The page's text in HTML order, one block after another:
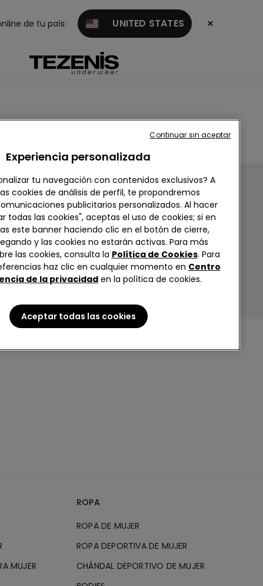
de tu país: UNITED STATES ×
MUJER
ROPA
ROPA DE MUJER
ROPA DEPORTIVA DE MUJER
CHÁNDAL DEPORTIVO DE MUJER
Experiencia personalizada
tu navegación con contenidos exclusivos? A
cookies de análisis de perfil, te propondremos
publicitarios personalizados. Al hacer
todas las cookies", aceptas el uso de cookies; si en
este banner haciendo clic en el botón de cierre,
y las cookies no estarán activas. Para más
las cookies, consulta la Política de Cookies. Para
haz clic en cualquier momento en Centro
de la privacidaden la política de cookies.
Aceptar todas las cookies
Continuar sin aceptar